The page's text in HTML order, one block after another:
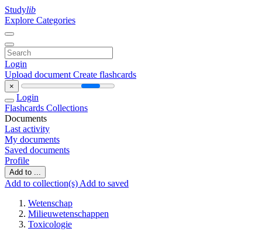
Studylib
Explore Categories
Login
Upload document Create flashcards
×
Login
Flashcards Collections
Documents
Last activity
My documents
Saved documents
Profile
Add to ...
Add to collection(s) Add to saved
Wetenschap
Milieuwetenschappen
Toxicologie